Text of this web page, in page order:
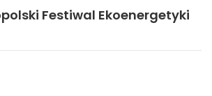
Festiwal Ekoenergetyki